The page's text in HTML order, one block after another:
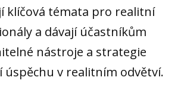
klíčová témata pro realitní
a dávají účastníkům
nástroje a strategie
úspěchu v realitním odvětví.